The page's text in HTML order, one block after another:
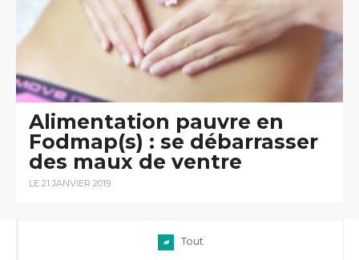
Alimentation pauvre en
Fodmap(s) : se débarrasser
des maux de ventre
LE 21 JANVIER 2019
Tout